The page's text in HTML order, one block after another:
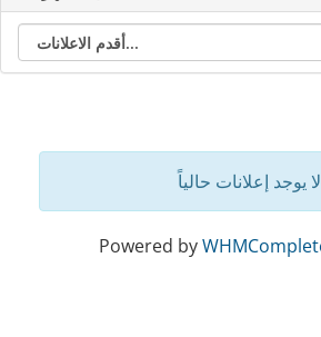
لا يوجد إعلانات حالياً
Powered by